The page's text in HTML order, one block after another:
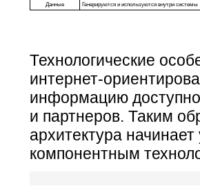
Данные
Генерируются и используются внутри системы
Технологические
интернет-
информацию
и партнеров. Таким
архитектура
компонентным